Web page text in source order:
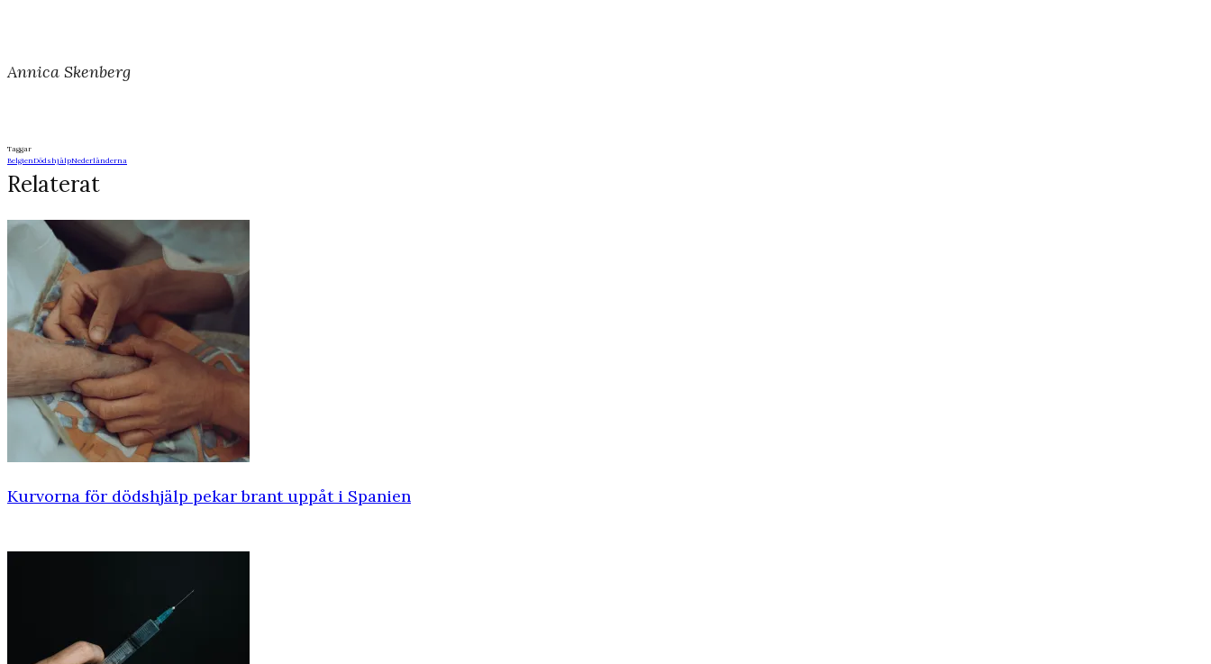
Annica Skenberg
Taggar
BelgienDödshjälpNederländerna
Relaterat
Kurvorna för dödshjälp pekar brant uppåt i Spanien